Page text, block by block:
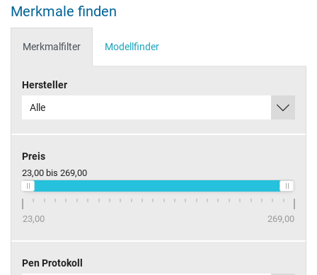
Merkmale finden
Merkmalfilter Modellfinder
Hersteller
Alle
Preis
23,00 bis 269,00
23,00 269,00
Pen Protokoll